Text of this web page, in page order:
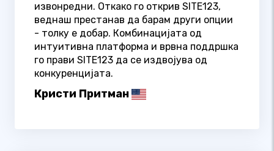
извонредни. Откако го открив SITE123,
веднаш престанав да барам други опции
- толку е добар. Комбинацијата од
интуитивна платформа и врвна поддршка
го прави SITE123 да се издвојува од
конкуренцијата.
Кристи Притман